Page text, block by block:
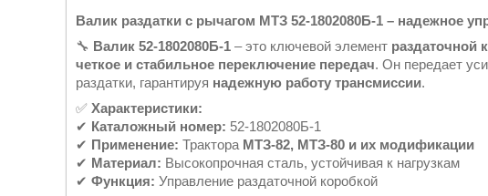
Валик раздатки с рычагом МТЗ 52-1802080Б-1 – надежное
🔧 Валик 52-1802080Б-1 – это ключевой элемент раздаточной
четкое и стабильное переключение передач. Он передает
раздатки, гарантируя надежную работу трансмиссии.
✅ Характеристики:
✔ Каталожный номер: 52-1802080Б-1
✔ Применение: Трактора МТЗ-82, МТЗ-80 и их модификации
✔ Материал: Высокопрочная сталь, устойчивая к нагрузкам
✔ Функция: Управление раздаточной коробкой